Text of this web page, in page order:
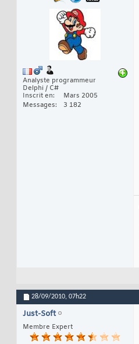
Analyste programmeur
Delphi / C#
Inscrit en
Mars 2005
Messages
3 182
28/09/2010, 07h22
Just-Soft
Membre Expert